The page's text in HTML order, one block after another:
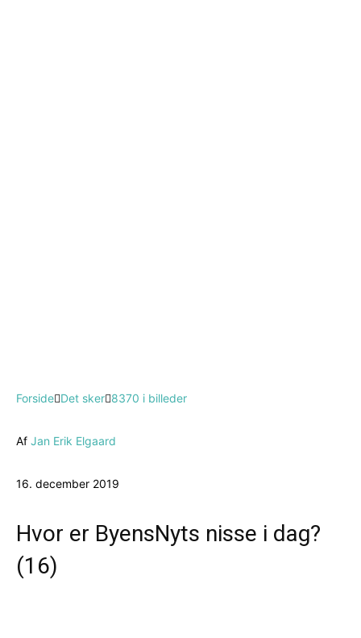
Forside Det sker 8370 i billeder
Af Jan Erik Elgaard
16. december 2019
Hvor er ByensNyts nisse i dag?
(16)